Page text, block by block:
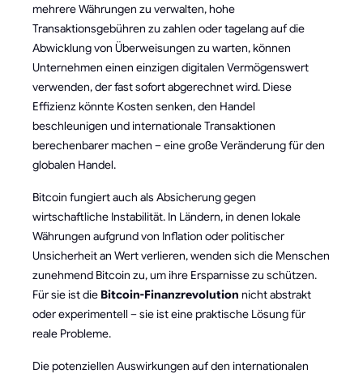
mehrere Währungen zu verwalten, hohe
Transaktionsgebühren zu zahlen oder tagelang auf die
Abwicklung von Überweisungen zu warten, können
Unternehmen einen einzigen digitalen Vermögenswert
verwenden, der fast sofort abgerechnet wird. Diese
Effizienz könnte Kosten senken, den Handel
beschleunigen und internationale Transaktionen
berechenbarer machen – eine große Veränderung für den
globalen Handel.
Bitcoin fungiert auch als Absicherung gegen
wirtschaftliche Instabilität. In Ländern, in denen lokale
Währungen aufgrund von Inflation oder politischer
Unsicherheit an Wert verlieren, wenden sich die Menschen
zunehmend Bitcoin zu, um ihre Ersparnisse zu schützen.
Für sie ist die Bitcoin-Finanzrevolution nicht abstrakt
oder experimentell – sie ist eine praktische Lösung für
reale Probleme.
Die potenziellen Auswirkungen auf den internationalen